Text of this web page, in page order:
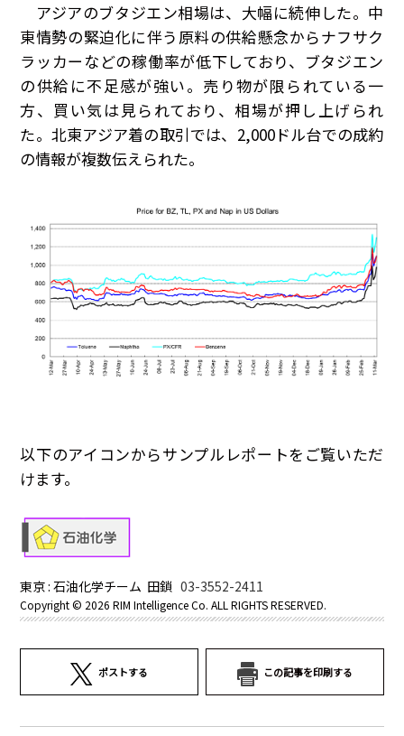
アジアのブタジエン相場は、大幅に続伸した。中
東情勢の緊迫化に伴う原料の供給懸念からナフサク
ラッカーなどの稼働率が低下しており、ブタジエン
の供給に不足感が強い。売り物が限られている一
方、買い気は見られており、相場が押し上げられ
た。北東アジア着の取引では、 2,000ドル台での成約
の情報が複数伝えられた。
以下のアイコンからサンプルレポートをご覧いただ
けます。
東京 : 石油化学チーム 田鎖03-3552-2411
Copyright © 2026 RIM Intelligence Co. ALL RIGHTS RESERVED.
ポストする この記事を印刷する